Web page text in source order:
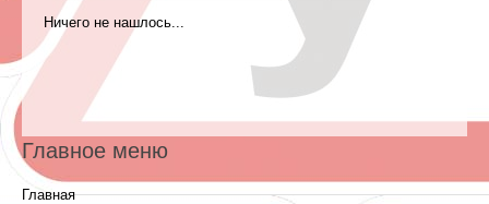
Ничего не нашлось...
Главное меню
Главная